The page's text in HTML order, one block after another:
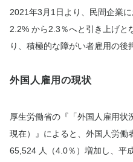
2021年3月1日より、民間企業
2.2% から2.3％へと引き上げと
り、積極的な障がい者雇用の後
外国人雇用の現状
厚生労働省の『「外国人雇用状
現在）』によると、外国人労働
65,524 人（4.0％）増加し、平